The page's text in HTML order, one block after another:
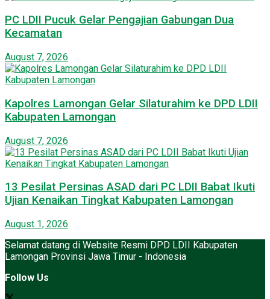
PC LDII Pucuk Gelar Pengajian Gabungan Dua
Kecamatan
August 7, 2026
Kapolres Lamongan Gelar Silaturahim ke DPD LDII
Kabupaten Lamongan
August 7, 2026
13 Pesilat Persinas ASAD dari PC LDII Babat Ikuti
Ujian Kenaikan Tingkat Kabupaten Lamongan
August 1, 2026
Selamat datang di Website Resmi DPD LDII Kabupaten
Lamongan Provinsi Jawa Timur - Indonesia
Follow Us